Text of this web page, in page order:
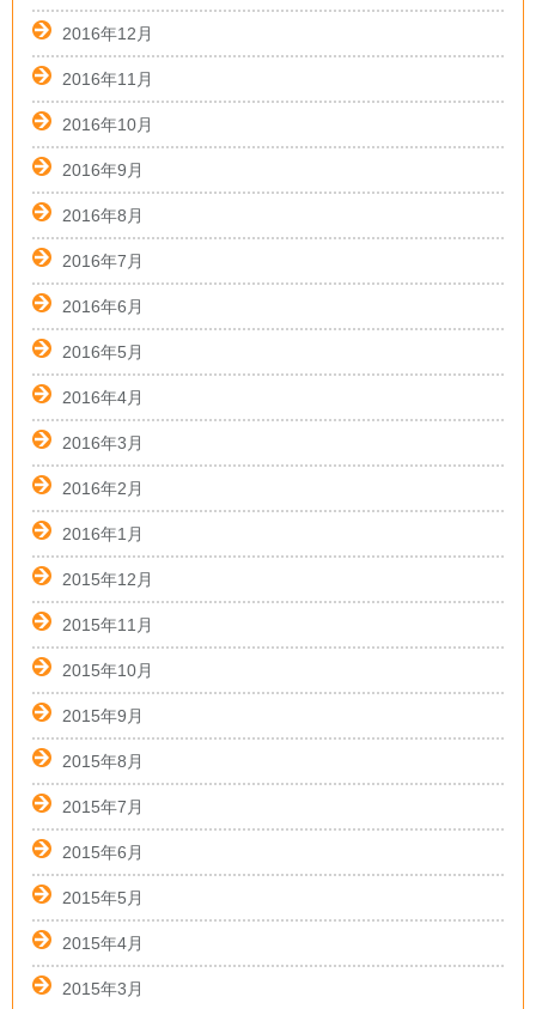
2016年12月
2016年11月
2016年10月
2016年9月
2016年8月
2016年7月
2016年6月
2016年5月
2016年4月
2016年3月
2016年2月
2016年1月
2015年12月
2015年11月
2015年10月
2015年9月
2015年8月
2015年7月
2015年6月
2015年5月
2015年4月
2015年3月